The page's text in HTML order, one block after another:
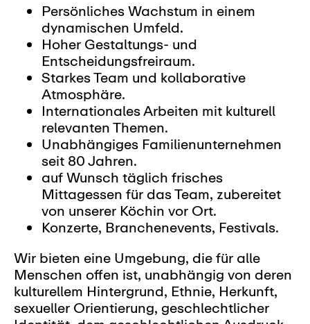
Persönliches Wachstum in einem
dynamischen Umfeld.
Hoher Gestaltungs- und
Entscheidungsfreiraum.
Starkes Team und kollaborative
Atmosphäre.
Internationales Arbeiten mit kulturell
relevanten Themen.
Unabhängiges Familienunternehmen
seit 80 Jahren.
auf Wunsch täglich frisches
Mittagessen für das Team, zubereitet
von unserer Köchin vor Ort.
Konzerte, Branchenevents, Festivals.
Wir bieten eine Umgebung, die für alle
Menschen offen ist, unabhängig von deren
kulturellem Hintergrund, Ethnie, Herkunft,
sexueller Orientierung, geschlechtlicher